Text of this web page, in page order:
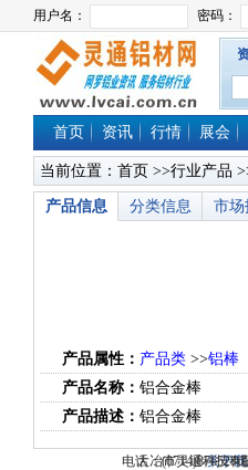
首页 资讯 行情 展会
当前位置： 首页 >>行业产品
产品信息 分类信息 市场
产品属性： 产品类 >>铝棒
产品名称： 铝合金棒
产品描述： 铝合金棒
关于
电话：
大冶市灵通科技有